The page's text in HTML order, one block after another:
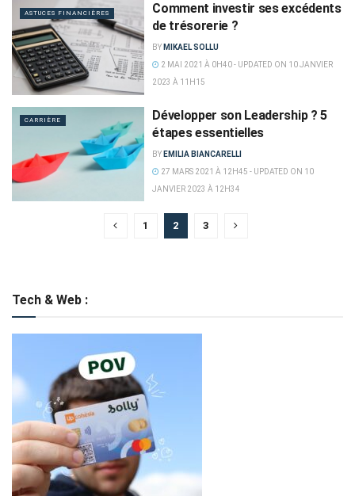
ASTUCES FINANCIÈRES
Comment investir ses excédents
de trésorerie ?
BY MIKAEL SOLLU
2 MAI 2021 À 0H40 - UPDATED ON 10 JANVIER
2023 À 11H15
CARRIÈRE
Développer son Leadership ? 5
étapes essentielles
BY EMILIA BIANCARELLI
27 MARS 2021 À 12H45 - UPDATED ON 10
JANVIER 2023 À 12H34
1 2 3
Tech & Web :